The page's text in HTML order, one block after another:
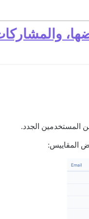
المستخدمين الجدد.
المقاييس: